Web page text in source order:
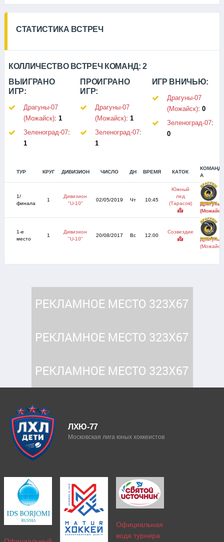
СТАТИСТИКА ВСТРЕЧ
КОЛЛИЧЕСТВО ВСТРЕЧ КОМАНД:2
ВЫИГРАНО
ИГР:
Драгуны-07
(Можайск): 1
Зеленоград-07:
1
ПРОИГРАНО
ИГР:
Драгуны-07
(Можайск):1
Зеленоград-07:
1
ИГР ВНИЧЬЮ:
Драгуны-07
(Можайск): 0
Зеленоград-07:
0
ТУР КРУГ ДИВИЗИОН ЧИСЛО ДН ВРЕМЯ КАТОК
А
1/
финала
1
Дивизион
"U-10"
02/05/2019 Чт 10:45
Южный
лед
(Тарасов)
Драгуны-
1-е
место
1
Дивизион
"U-10"
20/08/2017 Вс 12:00
Созвездие
Драгуны-
(Можайск)
ЛХЮ-77
Московская лига юных хоккеистов
Официальная
вода турнира